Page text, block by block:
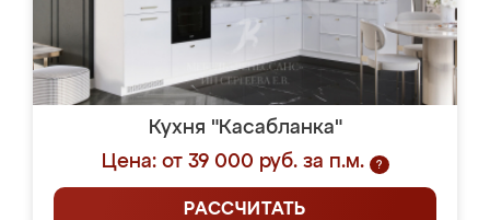
Кухня "Касабланка"
Цена: от 39 000 руб. за п.м.
?
РАССЧИТАТЬ